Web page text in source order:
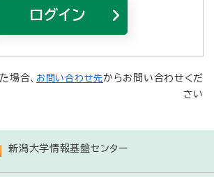
ログイン
場合、 お問い合わせ先からお問い合わせくだ
さい
新潟大学情報基盤センター